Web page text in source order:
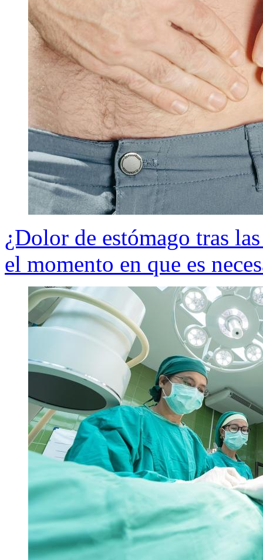
¿Dolor de estómago tras
el momento en que es